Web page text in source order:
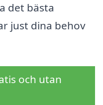
det bästa
just dina behov
och utan